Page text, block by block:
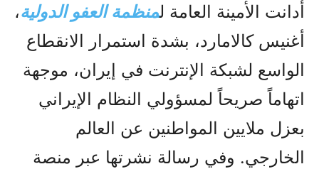
أدانت الأمينة العامة لمنظمة العفو الدولية،
أغنيس كالامارد، بشدة استمرار الانقطاع
الواسع لشبكة الإنترنت في إيران، موجهة
اتهاماً صريحاً لمسؤولي النظام الإيراني
بعزل ملايين المواطنين عن العالم
الخارجي. وفي رسالة نشرتها عبر منصة